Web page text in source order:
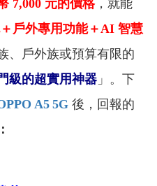
7,000 元的價格， 就能
戶外專用功能＋AI 智慧
、戶外族或預算有限的
級的超實用神器 」。下
A5 5G 後，回報的